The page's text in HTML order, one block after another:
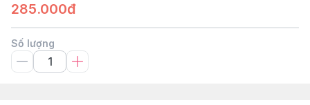
285.000đ
Số lượng